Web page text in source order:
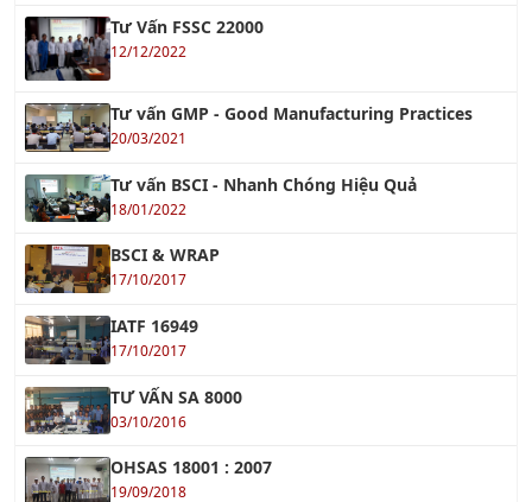
Tư vấn GMP - Good Manufacturing Practices
Tư vấn BSCI - Nhanh Chóng Hiệu Quả
18/01/2022
BSCI & WRAP
17/10/2017
IATF 16949
17/10/2017
TƯ VẤN SA 8000
03/10/2016
OHSAS 18001 : 2007
19/09/2018
TƯ VẤN ISO 9001:2015
01/10/2016